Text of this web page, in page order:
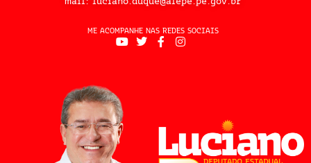
ME ACOMPANHE NAS REDES SOCIAIS